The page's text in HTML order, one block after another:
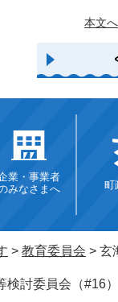
本文へ
業・事業者
みなさまへ
町
> 教育委員会 > 玄
討委員会（#16）